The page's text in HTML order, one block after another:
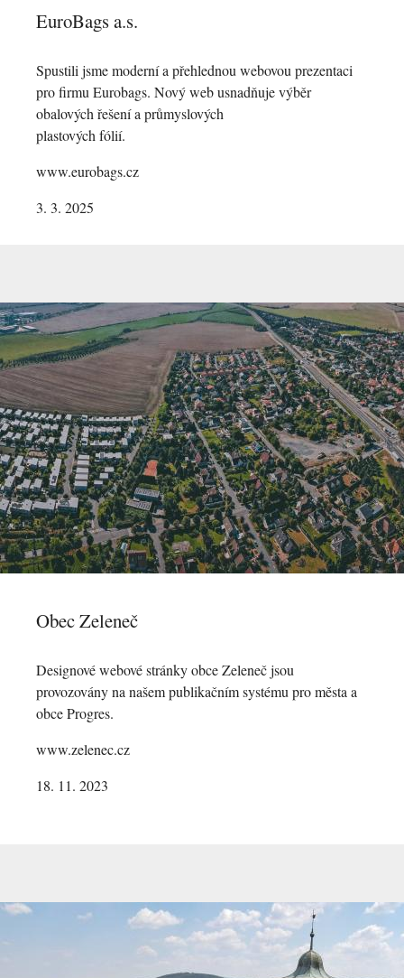
EuroBags a.s.
Spustili jsme moderní a přehlednou webovou prezentaci
pro firmu Eurobags. Nový web usnadňuje výběr
obalových řešení a průmyslových
plastových fólií.
www.eurobags.cz
3. 3. 2025
Obec Zeleneč
Designové webové stránky obce Zeleneč jsou
provozovány na našem publikačním systému pro města a
obce Progres.
www.zelenec.cz
18. 11. 2023